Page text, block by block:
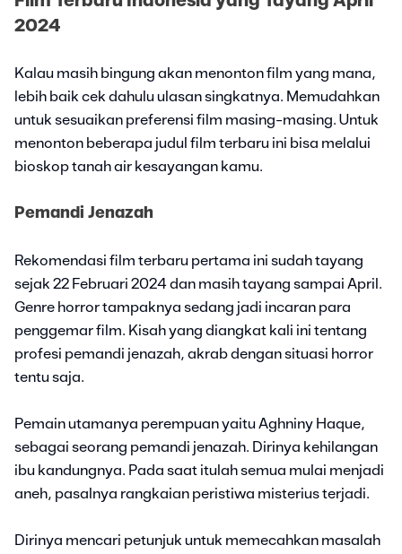
2024
Kalau masih bingung akan menonton film yang mana,
lebih baik cek dahulu ulasan singkatnya. Memudahkan
untuk sesuaikan preferensi film masing-masing. Untuk
menonton beberapa judul film terbaru ini bisa melalui
bioskop tanah air kesayangan kamu.
Pemandi Jenazah
Rekomendasi film terbaru pertama ini sudah tayang
sejak 22 Februari 2024 dan masih tayang sampai April.
Genre horror tampaknya sedang jadi incaran para
penggemar film. Kisah yang diangkat kali ini tentang
profesi pemandi jenazah, akrab dengan situasi horror
tentu saja.
Pemain utamanya perempuan yaitu Aghniny Haque,
sebagai seorang pemandi jenazah. Dirinya kehilangan
ibu kandungnya. Pada saat itulah semua mulai menjadi
aneh, pasalnya rangkaian peristiwa misterius terjadi.
Dirinya mencari petunjuk untuk memecahkan masalah